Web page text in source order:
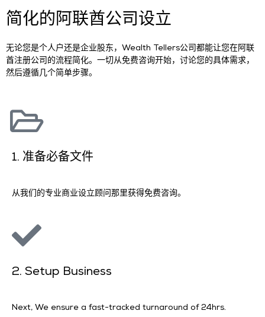
简化的阿联酋公司设立
无论您是个人户还是企业股东，Wealth Tellers公司都能让您在阿联
酋注册公司的流程简化。一切从免费咨询开始，讨论您的具体需求，
然后遵循几个简单步骤。
1. 准备必备文件
从我们的专业商业设立顾问那里获得免费咨询。
2. Setup Business
Next, We ensure a fast-tracked turnaround of 24hrs.